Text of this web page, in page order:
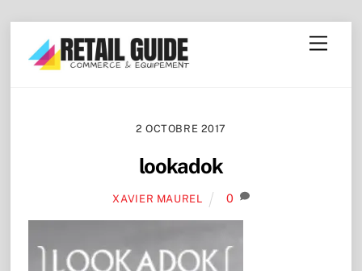
content
Menu
2 OCTOBRE 2017
lookadok
XAVIER MAUREL 0